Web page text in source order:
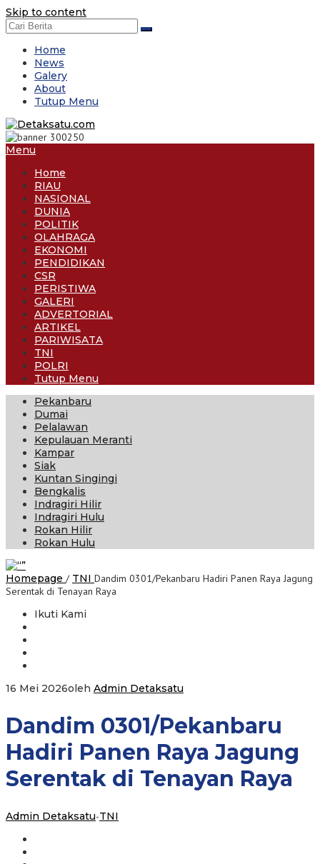
Skip to content
Home
News
Galery
About
Tutup Menu
Menu
Home
RIAU
NASIONAL
DUNIA
POLITIK
OLAHRAGA
EKONOMI
PENDIDIKAN
CSR
PERISTIWA
GALERI
ADVERTORIAL
ARTIKEL
PARIWISATA
TNI
POLRI
Tutup Menu
Pekanbaru
Dumai
Pelalawan
Kepulauan Meranti
Kampar
Siak
Kuntan Singingi
Bengkalis
Indragiri Hilir
Indragiri Hulu
Rokan Hilir
Rokan Hulu
Homepage / TNI Dandim 0301/Pekanbaru Hadiri Panen Raya Jagung
Serentak di Tenayan Raya
Ikuti Kami
16 Mei 2026oleh Admin Detaksatu
Dandim 0301/Pekanbaru
Hadiri Panen Raya Jagung
Serentak di Tenayan Raya
Admin Detaksatu-TNI